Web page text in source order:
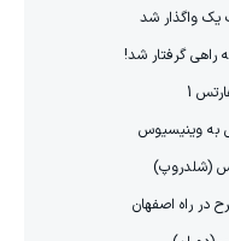
یک واگذار شد
گرفتار شد!
به وینیسیوس
(شلدروپ)
در راه اصفهان